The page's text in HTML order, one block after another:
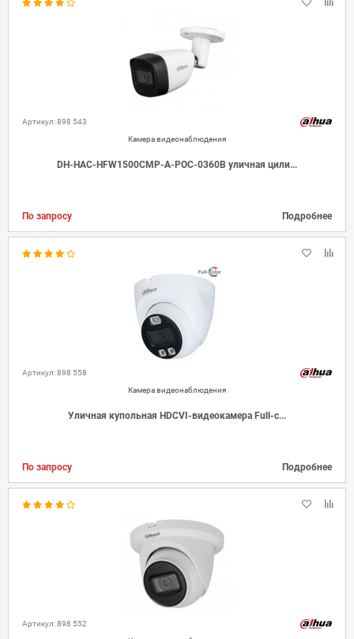
Артикул: 898 543
Камера видеонаблюдения
DH-HAC-HFW1500CMP-A-POC-0360B уличная цили...
По запросу Подробнее
Артикул: 898 558
Камера видеонаблюдения
Уличная купольная HDCVI-видеокамера Full-c...
По запросу Подробнее
Артикул: 898 552